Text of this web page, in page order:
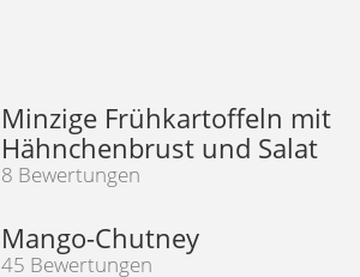
Minzige Frühkartoffeln mit
Hähnchenbrust und Salat
8 Bewertungen
Mango-Chutney
45 Bewertungen